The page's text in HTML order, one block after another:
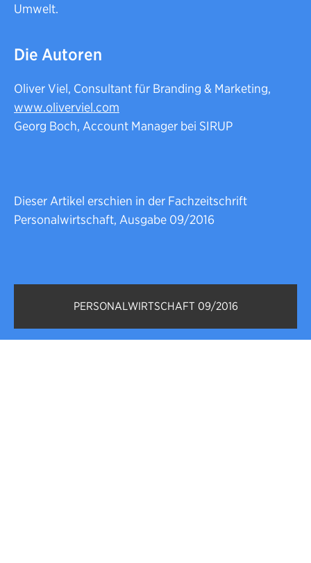
Umwelt.
Die Autoren
Oliver Viel, Consultant für Branding & Marketing,
www.oliverviel.com
Georg Boch, Account Manager bei SIRUP
Dieser Artikel erschien in der Fachzeitschrift
Personalwirtschaft, Ausgabe 09/2016
PERSONALWIRTSCHAFT 09/2016